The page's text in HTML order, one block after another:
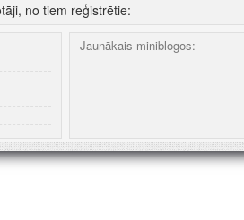
no tiem reģistrētie:
Jaunākais miniblogos: